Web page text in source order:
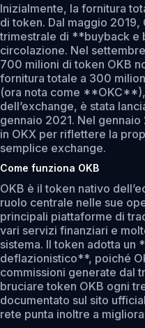
Inizialmente, la fornitura
di token. Dal maggio 2019,
trimestrale di **buyback e
circolazione. Nel
700 milioni di token OKB
fornitura totale a 300
(ora nota come
dell’exchange, è stata
gennaio 2021. Nel
in OKX per riflettere la
semplice exchange.
Come funziona OKB
OKB è il token nativo
ruolo centrale nelle sue
principali piattaforme di
vari servizi finanziari e
sistema. Il token adotta un
deflazionistico**, poiché
commissioni generate dal
bruciare token OKB ogni
documentato sul sito
rete punta inoltre a